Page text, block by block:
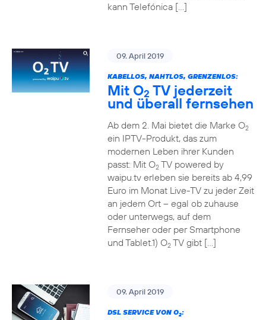
kann Telefónica […]
09. April 2019
KABELLOS, NAHTLOS, GRENZENLOS:
Mit O2 TV jederzeit
und überall fernsehen
Ab dem 2. Mai bietet die Marke O2
ein IPTV-Produkt, das zum
modernen Leben ihrer Kunden
passt: Mit O2TV powered by
waipu.tv erleben sie bereits ab 4,99
Euro im Monat Live-TV zu jeder Zeit
an jedem Ort – egal ob zuhause
oder unterwegs, auf dem
Fernseher oder per Smartphone
und Tablet.1) O2TV gibt […]
09. April 2019
DSL SERVICE VON O2: